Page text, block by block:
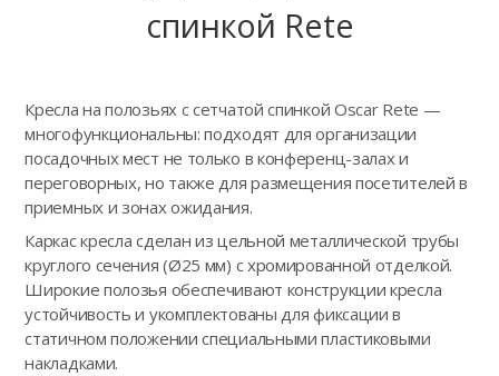
спинкой Rete
Кресла на полозьях с сетчатой спинкой Oscar Rete —
многофункциональны: подходят для организации
посадочных мест не только в конференц-залах и
переговорных, но также для размещения посетителей в
приемных и зонах ожидания.
Каркас кресла сделан из цельной металлической трубы
круглого сечения (Ø25 мм) с хромированной отделкой.
Широкие полозья обеспечивают конструкции кресла
устойчивость и укомплектованы для фиксации в
статичном положении специальными пластиковыми
накладками.